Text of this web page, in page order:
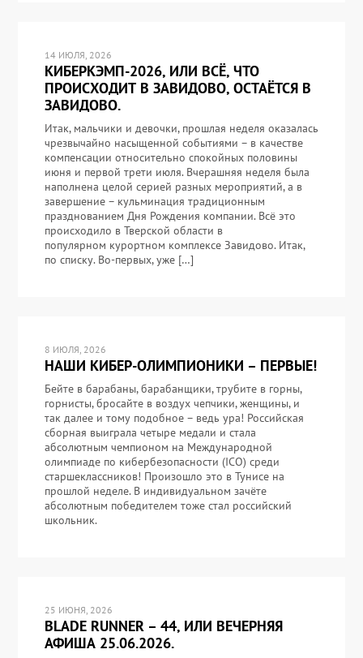
14 ИЮЛЯ, 2026
КИБЕРКЭМП-2026, ИЛИ ВСЁ, ЧТО
ПРОИСХОДИТ В ЗАВИДОВО, ОСТАЁТСЯ В
ЗАВИДОВО.
Итак, мальчики и девочки, прошлая неделя оказалась
чрезвычайно насыщенной событиями – в качестве
компенсации относительно спокойных половины
июня и первой трети июля. Вчерашняя неделя была
наполнена целой серией разных мероприятий, а в
завершение – кульминация традиционным
празднованием Дня Рождения компании. Всё это
происходило в Тверской области в
популярном курортном комплексе Завидово. Итак,
по списку. Во-первых, уже […]
8 ИЮЛЯ, 2026
НАШИ КИБЕР-ОЛИМПИОНИКИ – ПЕРВЫЕ!
Бейте в барабаны, барабанщики, трубите в горны,
горнисты, бросайте в воздух чепчики, женщины, и
так далее и тому подобное – ведь ура! Российская
сборная выиграла четыре медали и стала
абсолютным чемпионом на Международной
олимпиаде по кибербезопасности (ICO) среди
старшеклассников! Произошло это в Тунисе на
прошлой неделе. В индивидуальном зачёте
абсолютным победителем тоже стал российский
школьник.
25 ИЮНЯ, 2026
BLADE RUNNER – 44, ИЛИ ВЕЧЕРНЯЯ
АФИША 25.06.2026.